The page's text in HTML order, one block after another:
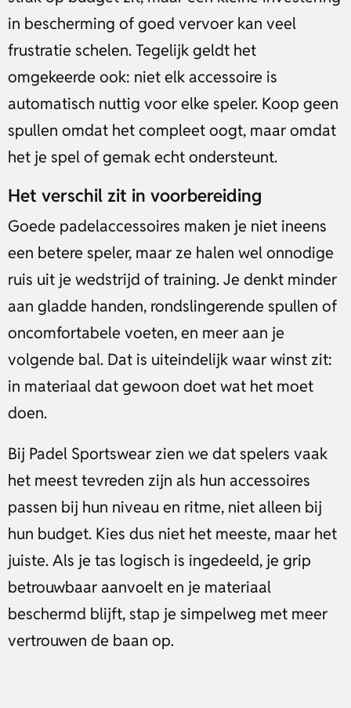
in bescherming of goed vervoer kan veel
frustratie schelen. Tegelijk geldt het
omgekeerde ook: niet elk accessoire is
automatisch nuttig voor elke speler. Koop geen
spullen omdat het compleet oogt, maar omdat
het je spel of gemak echt ondersteunt.
Het verschil zit in voorbereiding
Goede padelaccessoires maken je niet ineens
een betere speler, maar ze halen wel onnodige
ruis uit je wedstrijd of training. Je denkt minder
aan gladde handen, rondslingerende spullen of
oncomfortabele voeten, en meer aan je
volgende bal. Dat is uiteindelijk waar winst zit:
in materiaal dat gewoon doet wat het moet
doen.
Bij Padel Sportswear zien we dat spelers vaak
het meest tevreden zijn als hun accessoires
passen bij hun niveau en ritme, niet alleen bij
hun budget. Kies dus niet het meeste, maar het
juiste. Als je tas logisch is ingedeeld, je grip
betrouwbaar aanvoelt en je materiaal
beschermd blijft, stap je simpelweg met meer
vertrouwen de baan op.